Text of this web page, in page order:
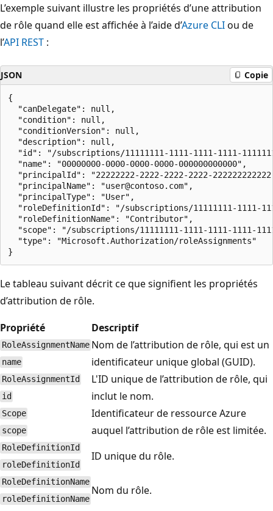
L’exemple suivant illustre les propriétés d’une attribution
de rôle quand elle est affichée à l’aide d’Azure CLIou de
l’API REST :
JSON Copie
{
  "canDelegate": null,
  "condition": null,
  "conditionVersion": null,
  "description": null,
"id": "/subscriptions/11111111-1111-1111-1111-
  "name": "00000000-0000-0000-0000-000000000000",
"principalId": "22222222-2222-2222-2222-
  "principalName": "user@contoso.com",
  "principalType": "User",
"roleDefinitionId": "/subscriptions/11111111-1111-
  "roleDefinitionName": "Contributor",
"scope": "/subscriptions/11111111-1111-1111-1111-
  "type": "Microsoft.Authorization/roleAssignments"
Le tableau suivant décrit ce que signifient les propriétés
d’attribution de rôle.
Propriété
Descriptif
RoleAssignmentName
name
Nom de l’attribution de rôle, qui est un
identificateur unique global (GUID).
RoleAssignmentId
id
L'ID unique de l’attribution de rôle, qui
inclut le nom.
Scope
scope
Identificateur de ressource Azure
auquel l’attribution de rôle est limitée.
RoleDefinitionId
roleDefinitionId
ID unique du rôle.
RoleDefinitionName
roleDefinitionName
Nom du rôle.